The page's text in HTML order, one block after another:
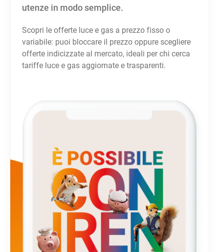
utenze in modo semplice.
Scopri le offerte luce e gas a prezzo fisso o
variabile: puoi bloccare il prezzo oppure scegliere
offerte indicizzate al mercato, ideali per chi cerca
tariffe luce e gas aggiornate e trasparenti.